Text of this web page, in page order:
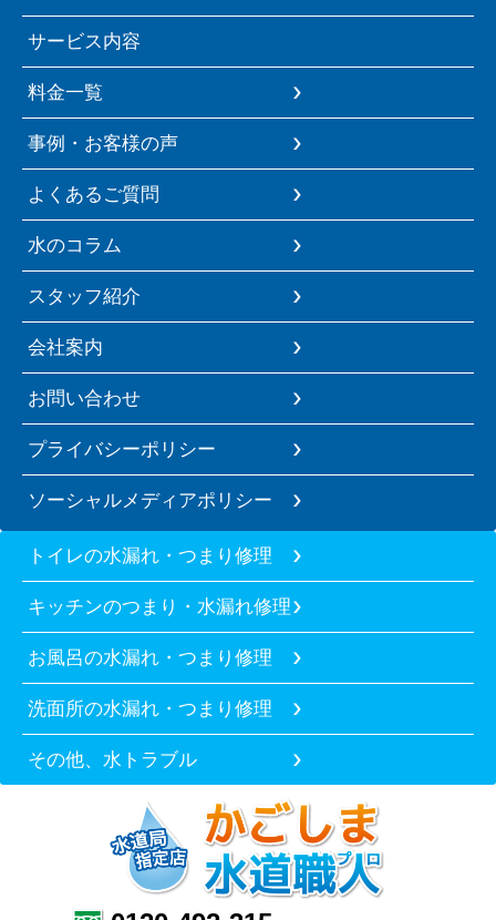
サービス内容
料金一覧
事例・お客様の声
よくあるご質問
水のコラム
スタッフ紹介
会社案内
お問い合わせ
プライバシーポリシー
ソーシャルメディアポリシー
トイレの水漏れ・つまり修理
キッチンのつまり・水漏れ修理
お風呂の水漏れ・つまり修理
洗面所の水漏れ・つまり修理
その他、水トラブル